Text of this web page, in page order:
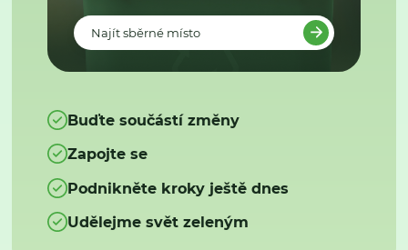
Najít sběrné místo
Buďte součástí změny
Zapojte se
Podnikněte kroky ještě dnes
Udělejme svět zeleným